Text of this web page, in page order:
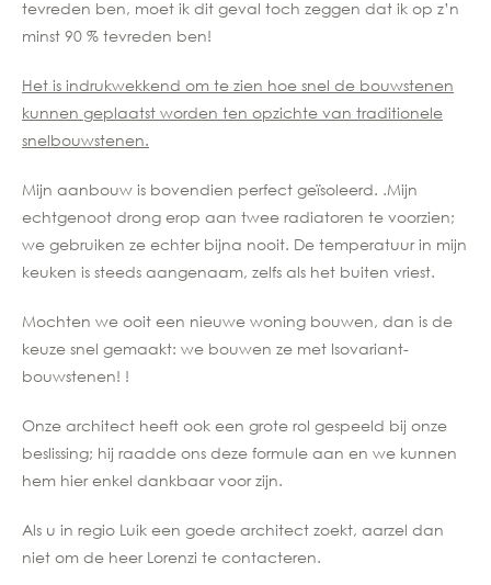
tevreden ben, moet ik dit geval toch zeggen dat ik op z’n
minst 90 % tevreden ben!
Het is indrukwekkend om te zien hoe snel de bouwstenen
kunnen geplaatst worden ten opzichte van traditionele
snelbouwstenen.
Mijn aanbouw is bovendien perfect geïsoleerd. .Mijn
echtgenoot drong erop aan twee radiatoren te voorzien;
we gebruiken ze echter bijna nooit. De temperatuur in mijn
keuken is steeds aangenaam, zelfs als het buiten vriest.
Mochten we ooit een nieuwe woning bouwen, dan is de
keuze snel gemaakt: we bouwen ze met Isovariant-
bouwstenen! !
Onze architect heeft ook een grote rol gespeeld bij onze
beslissing; hij raadde ons deze formule aan en we kunnen
hem hier enkel dankbaar voor zijn.
Als u in regio Luik een goede architect zoekt, aarzel dan
niet om de heer Lorenzi te contacteren.